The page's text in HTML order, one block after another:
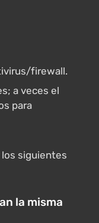
firewall.
a veces el
para
los siguientes
la misma